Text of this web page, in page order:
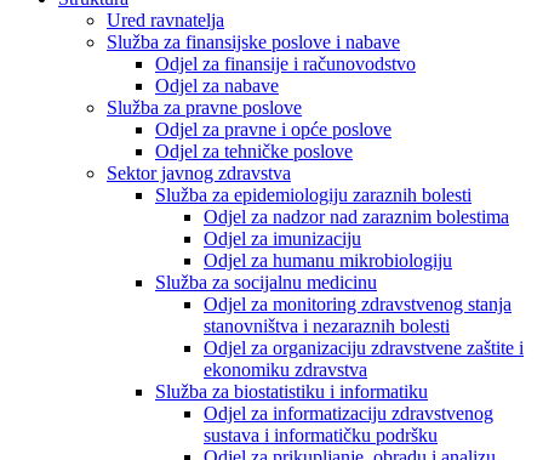
Ured ravnatelja
Služba za finansijske poslove i nabave
Odjel za finansije i računovodstvo
Odjel za nabave
Služba za pravne poslove
Odjel za pravne i opće poslove
Odjel za tehničke poslove
Sektor javnog zdravstva
Služba za epidemiologiju zaraznih bolesti
Odjel za nadzor nad zaraznim bolestima
Odjel za imunizaciju
Odjel za humanu mikrobiologiju
Služba za socijalnu medicinu
Odjel za monitoring zdravstvenog stanja
stanovništva i nezaraznih bolesti
Odjel za organizaciju zdravstvene zaštite i
ekonomiku zdravstva
Služba za biostatistiku i informatiku
Odjel za informatizaciju zdravstvenog
sustava i informatičku podršku